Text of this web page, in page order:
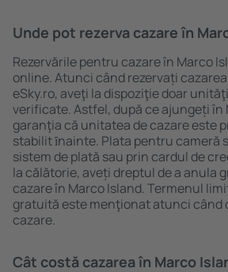
Unde pot rezerva cazare în
Rezervările pentru cazare în Marco
online. Atunci când rezervați
eSky.ro, aveţi la dispoziţie doar
verificate. Astfel, după ce ajungeți în
garanţia că unitatea de cazare este
stabilit ȋnainte. Plata pentru cameră
sistem de plată sau prin cardul de
la călătorie, aveți dreptul de a anula
cazare în Marco Island. Termenul
gratuită este menţionat atunci când
cazare.
Cât costă cazarea în Marco